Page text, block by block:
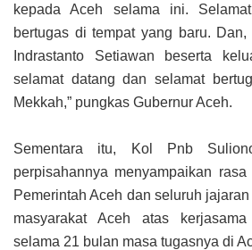
kepada Aceh selama ini.
bertugas di tempat yang baru.
Indrastanto Setiawan beserta
selamat datang dan selamat
Mekkah,” pungkas Gubernur Aceh.
Sementara itu, Kol Pnb
perpisahannya menyampaikan
Pemerintah Aceh dan seluruh
masyarakat Aceh atas
selama 21 bulan masa tugasnya di